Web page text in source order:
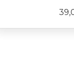
Pris